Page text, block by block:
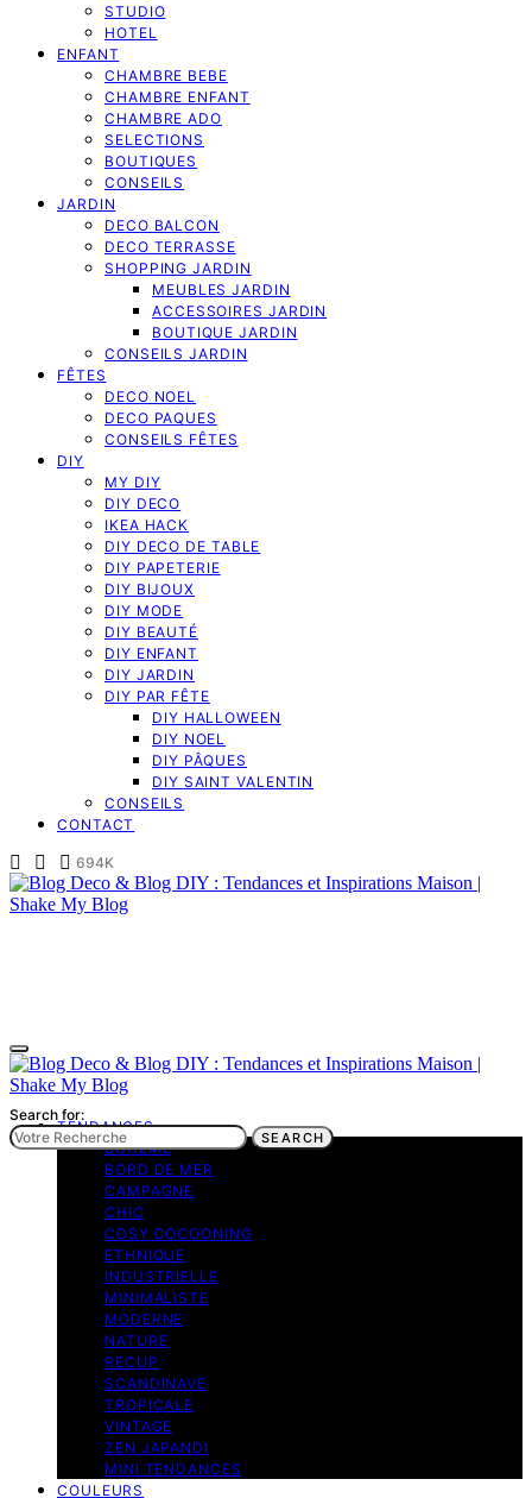
STUDIO
HOTEL
ENFANT
CHAMBRE BEBE
CHAMBRE ENFANT
CHAMBRE ADO
SELECTIONS
BOUTIQUES
CONSEILS
JARDIN
DECO BALCON
DECO TERRASSE
SHOPPING JARDIN
MEUBLES JARDIN
ACCESSOIRES JARDIN
BOUTIQUE JARDIN
CONSEILS JARDIN
FÊTES
DECO NOEL
DECO PAQUES
CONSEILS FÊTES
DIY
MY DIY
DIY DECO
IKEA HACK
DIY DECO DE TABLE
DIY PAPETERIE
DIY BIJOUX
DIY MODE
DIY BEAUTÉ
DIY ENFANT
DIY JARDIN
DIY PAR FÊTE
DIY HALLOWEEN
DIY NOEL
DIY PÂQUES
DIY SAINT VALENTIN
CONSEILS
CONTACT
694K
TENDANCES
BOHEME
BORD DE MER
CAMPAGNE
CHIC
COSY COCOONING
ETHNIQUE
INDUSTRIELLE
MINIMALISTE
MODERNE
NATURE
RECUP
SCANDINAVE
TROPICALE
VINTAGE
ZEN JAPANDI
MINI TENDANCES
COULEURS
Search for:
SEARCH